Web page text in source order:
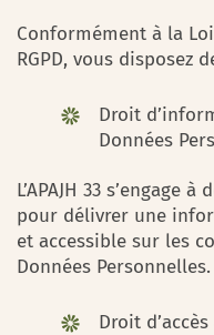
Conformément à la
RGPD, vous disposez
Droit
Données
L’APAJH 33 s’engage
pour délivrer une
et accessible sur les
Données Personnelles.
Droit